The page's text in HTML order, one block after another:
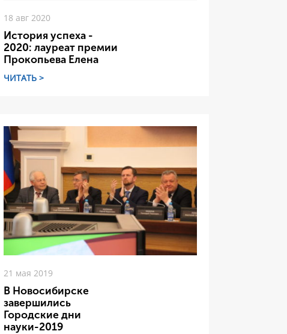
18 авг 2020
История успеха -
2020: лауреат премии
Прокопьева Елена
ЧИТАТЬ >
21 мая 2019
В Новосибирске
завершились
Городские дни
науки-2019